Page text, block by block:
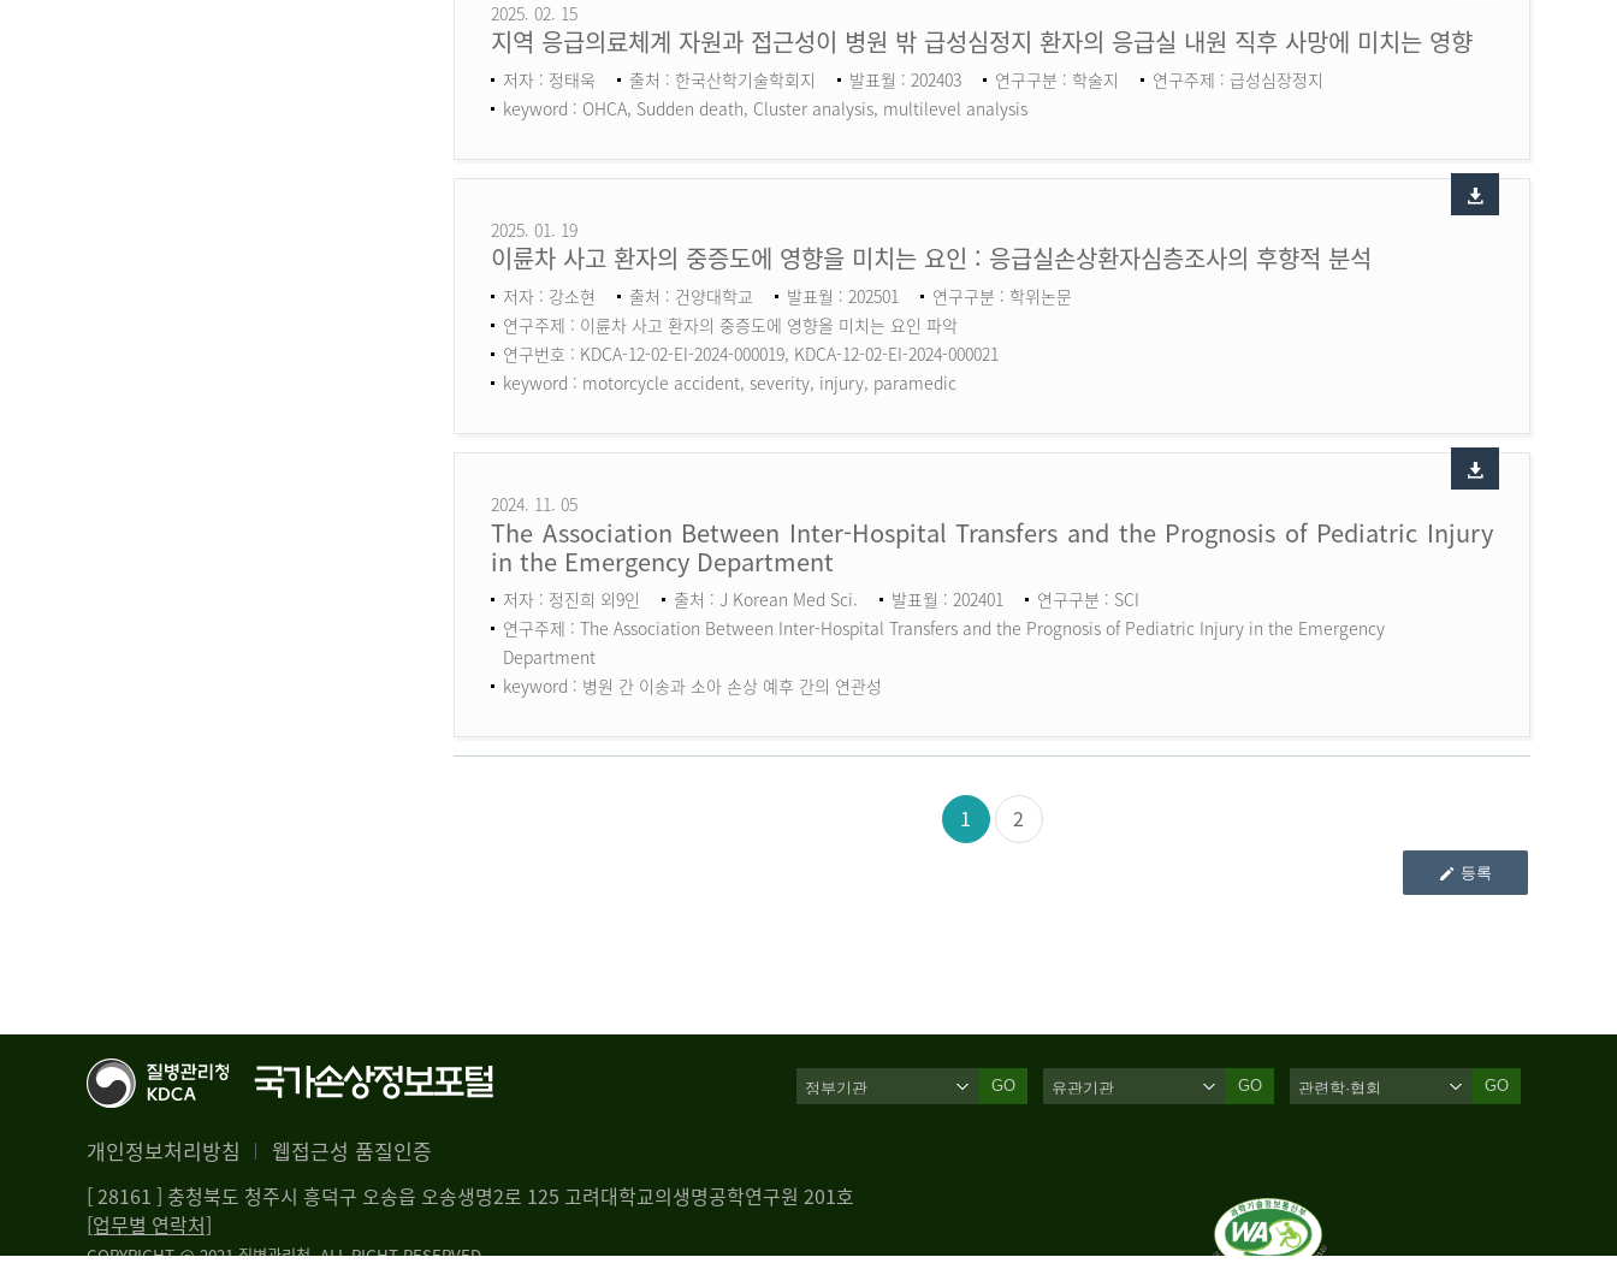
2025. 02. 15
지역 응급의료체계 자원과 접근성이 병원 밖 급성심정지 환자의 응급실 내원 직후 사망에 미치는 영향
저자 : 정태욱 출처 : 한국산학기술학회지 발표월 : 202403 연구구분 : 학술지
연구주제 : 급성심장정지
keyword : OHCA, Sudden death, Cluster analysis, multilevel analysis
2025. 01. 19
이륜차 사고 환자의 중증도에 영향을 미치는 요인 : 응급실손상환자심층조사의 후향적 분석
저자 : 강소현 출처 : 건양대학교 발표월 : 202501
연구구분 : 학위논문
연구주제 : 이륜차 사고 환자의 중증도에 영향을 미치는 요인 파악
연구번호 : KDCA-12-02-EI-2024-000019, KDCA-12-02-EI-2024-000021
keyword : motorcycle accident, severity, injury, paramedic
2024. 11. 05
The Association Between Inter-Hospital Transfers and the Prognosis of Pediatric Injury
in the Emergency Department
저자 : 정진희 외9인 출처 : J Korean Med Sci. 발표월 : 202401
연구구분 : SCI
연구주제 : The Association Between Inter-Hospital Transfers and the Prognosis of Pediatric Injury in the Emergency
Department
keyword : 병원 간 이송과 소아 손상 예후 간의 연관성
1 2
등록
개인정보처리방침 웹접근성 품질인증
GO GO GO
[ 28161 ] 충청북도 청주시 흥덕구 오송읍 오송생명2로 125 고려대학교의생명공학연구원 201호
[업무별 연락처]
COPYRIGHT @ 2021 질병관리청. ALL RIGHT RESERVED